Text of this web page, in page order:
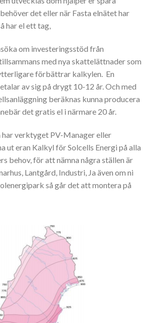
det eller när Fasta elnätet har
har el ett tag,
om investeringsstöd från
med nya skattelättnader som
förbättrar kalkylen. En
av sig på drygt 10-12 år. Och med
beräknas kunna producera
det gratis el i närmare 20 år.
har verktyget PV-Manager eller
ut eran Kalkyl för Solcells Energi på alla
behov, för att nämna några ställen är
Lantgård, Industri, Ja även om ni
så går det att montera på